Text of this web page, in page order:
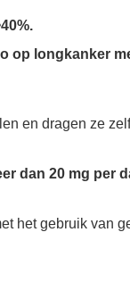
op longkanker
en dragen ze
dan 20 mg per
het gebruik van